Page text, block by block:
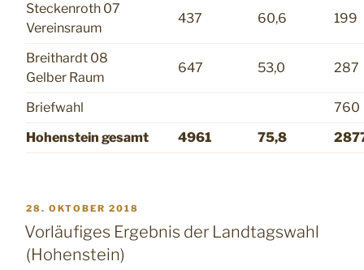
Steckenroth 07
Vereinsraum
437 60,6 199
Breithardt 08
Gelber Raum
647 53,0 287
Briefwahl
760
Hohenstein gesamt
4961 75,8
VERÖFFENTLICHT
AM
28. OKTOBER 2018
Vorläufiges Ergebnis der Landtagswahl
(Hohenstein)